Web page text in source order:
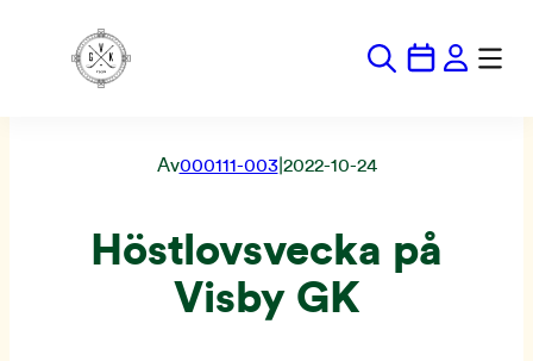
till
Av000111-003| 2022-10-24
Höstlovsvecka på
Visby GK